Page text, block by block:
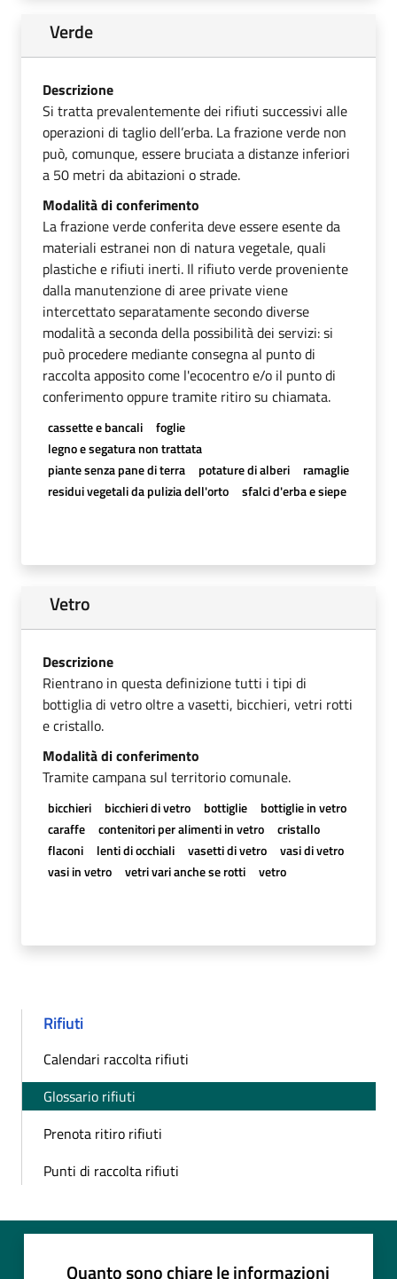
Verde
Descrizione
Si tratta prevalentemente dei rifiuti successivi alle
operazioni di taglio dell’erba. La frazione verde non
può, comunque, essere bruciata a distanze inferiori
a 50 metri da abitazioni o strade.
Modalità di conferimento
La frazione verde conferita deve essere esente da
materiali estranei non di natura vegetale, quali
plastiche e rifiuti inerti. Il rifiuto verde proveniente
dalla manutenzione di aree private viene
intercettato separatamente secondo diverse
modalità a seconda della possibilità dei servizi: si
può procedere mediante consegna al punto di
raccolta apposito come l'ecocentro e/o il punto di
conferimento oppure tramite ritiro su chiamata.
cassette e bancali
foglie
legno e segatura non trattata
piante senza pane di terra
potature di alberi
ramaglie
residui vegetali da pulizia dell'orto
sfalci d'erba e siepe
Vetro
Descrizione
Rientrano in questa definizione tutti i tipi di
bottiglia di vetro oltre a vasetti, bicchieri, vetri rotti
e cristallo.
Modalità di conferimento
Tramite campana sul territorio comunale.
bicchieri bicchieri di vetro bottiglie
bottiglie in vetro
caraffe
contenitori per alimenti in vetro
cristallo
flaconi
lenti di occhiali vasetti di vetro
vasi di vetro
vasi in vetro
vetri vari anche se rotti vetro
Rifiuti
Calendari raccolta rifiuti
Glossario rifiuti
Prenota ritiro rifiuti
Punti di raccolta rifiuti
Quanto sono chiare le informazioni